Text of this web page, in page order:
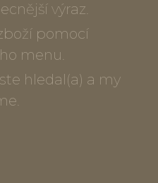
výraz.
pomocí
menu.
hledal(a) a my